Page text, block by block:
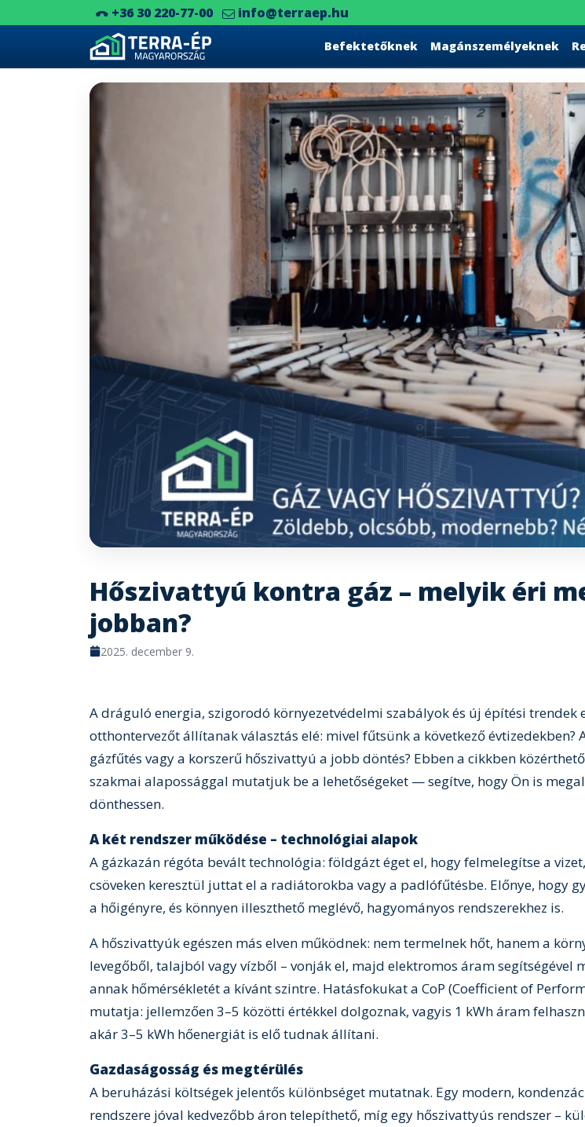
+36 30 220-77-00 info@terraep.hu
Main Navigation Befektetőknek Magánszemélyeknek
Hőszivattyú kontra gáz – melyik éri
jobban?
2025. december 9.
A dráguló energia, szigorodó környezetvédelmi szabályok és új építési trendek
otthontervezőt állítanak választás elé: mivel fűtsünk a következő évtizedekben?
gázfűtés vagy a korszerű hőszivattyú a jobb döntés? Ebben a cikkben
szakmai alapossággal mutatjuk be a lehetőségeket — segítve, hogy Ön is
dönthessen.
A két rendszer működése – technológiai alapok
A gázkazán régóta bevált technológia: földgázt éget el, hogy felmelegítse a
csöveken keresztül juttat el a radiátorokba vagy a padlófűtésbe. Előnye, hogy
a hőigényre, és könnyen illeszthető meglévő, hagyományos rendszerekhez is.
A hőszivattyúk egészen más elven működnek: nem termelnek hőt, hanem a
levegőből, talajból vagy vízből – vonják el, majd elektromos áram segítségével
annak hőmérsékletét a kívánt szintre. Hatásfokukat a CoP (Coefficient of
mutatja: jellemzően 3–5 közötti értékkel dolgoznak, vagyis 1 kWh áram
akár 3–5 kWh hőenergiát is elő tudnak állítani.
Gazdaságosság és megtérülés
A beruházási költségek jelentős különbséget mutatnak. Egy modern,
rendszere jóval kedvezőbb áron telepíthető, míg egy hőszivattyús rendszer –